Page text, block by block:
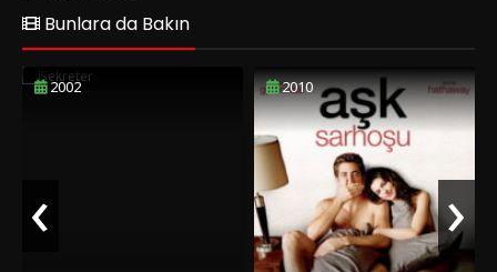
Bunlara da Bakın
2002 2010
‹ ›